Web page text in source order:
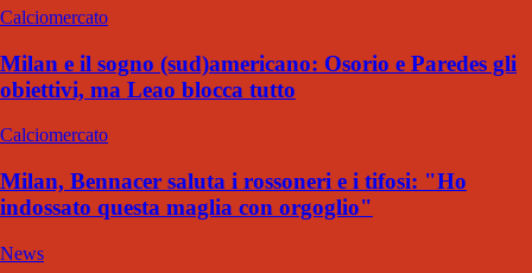
Calciomercato
Milan e il sogno (sud)americano: Osorio e Paredes gli
obiettivi, ma Leao blocca tutto
Calciomercato
Milan, Bennacer saluta i rossoneri e i tifosi: "Ho
indossato questa maglia con orgoglio"
News